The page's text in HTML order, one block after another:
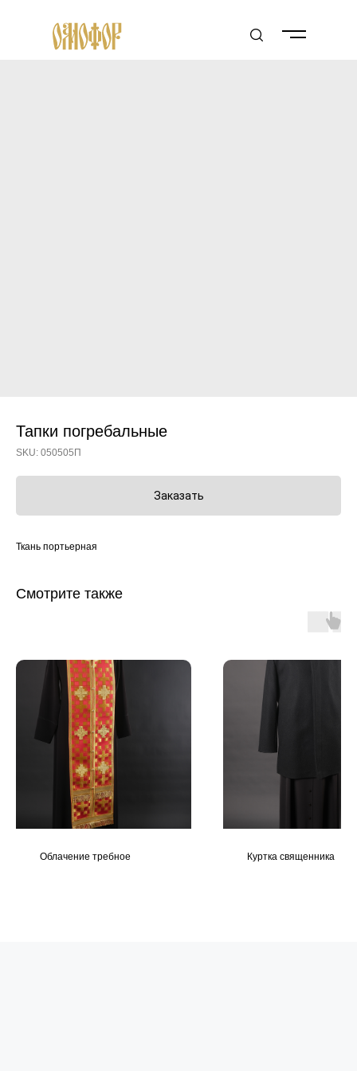
Тапки погребальные
SKU: 050505П
Заказать
Ткань портьерная
Смотрите также
Облачение требное Куртка священника